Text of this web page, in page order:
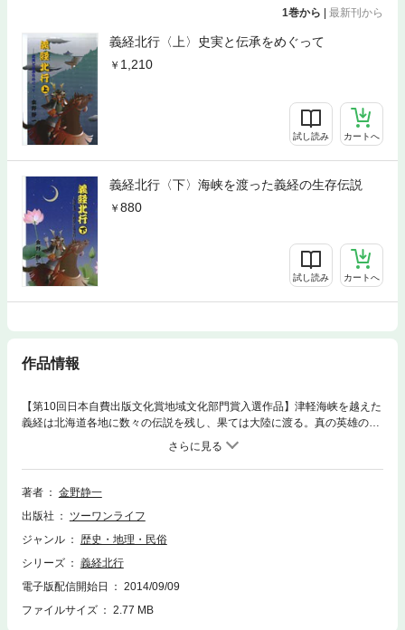
1巻から 最新刊から
義経北行〈上〉史実と伝承をめぐって
1,210
試し読み カートへ
義経北行〈下〉海峡を渡った義経の生存伝説
880
試し読み カートへ
作品情報
【第10回日本自費出版文化賞地域文化部門賞入選作品】津軽海峡を越えた
義経は北海道各地に数々の伝説を残し、果ては大陸に渡る。真の英雄の末
路はモンゴルの覇者となって花開く。道東と道南の義経に対する評価の違
著者
金野静一
出版社
ツーワンライフ
ジャンル
歴史・地理・民俗
シリーズ
義経北行
電子版配信開始日
2014/09/09
ファイルサイズ
2.77 MB